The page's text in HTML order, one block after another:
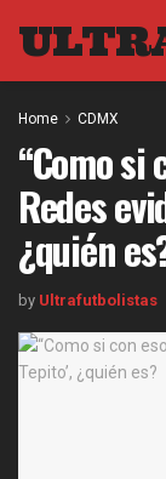
Home CDMX
“Como si
Redes
¿quién
by Ultrafutbolistas